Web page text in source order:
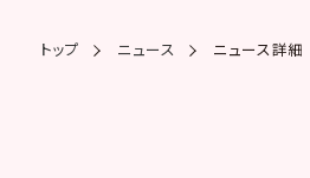
トップ ニュース ニュース詳細